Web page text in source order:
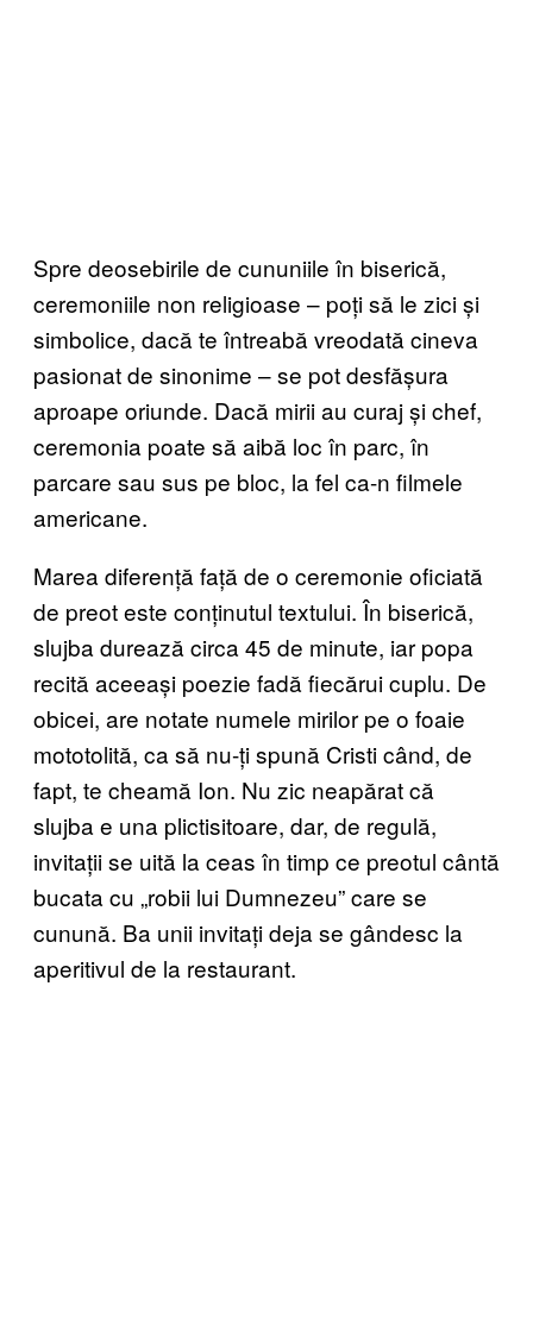
Spre deosebirile de cununiile în biserică,
ceremoniile non religioase – poți să le zici și
simbolice, dacă te întreabă vreodată cineva
pasionat de sinonime – se pot desfășura
aproape oriunde. Dacă mirii au curaj și chef,
ceremonia poate să aibă loc în parc, în
parcare sau sus pe bloc, la fel ca-n filmele
americane.
Marea diferență față de o ceremonie oficiată
de preot este conținutul textului. În biserică,
slujba durează circa 45 de minute, iar popa
recită aceeași poezie fadă fiecărui cuplu. De
obicei, are notate numele mirilor pe o foaie
mototolită, ca să nu-ți spună Cristi când, de
fapt, te cheamă Ion. Nu zic neapărat că
slujba e una plictisitoare, dar, de regulă,
invitații se uită la ceas în timp ce preotul cântă
bucata cu „robii lui Dumnezeu” care se
cunună. Ba unii invitați deja se gândesc la
aperitivul de la restaurant.